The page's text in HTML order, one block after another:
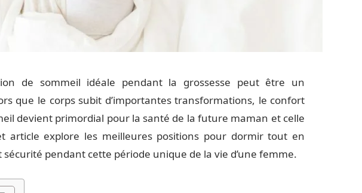
de sommeil idéale pendant la grossesse peut être un
que le corps subit d’importantes transformations, le confort
devient primordial pour la santé de la future maman et celle
article explore les meilleures positions pour dormir tout en
pendant cette période unique de la vie d’une femme.